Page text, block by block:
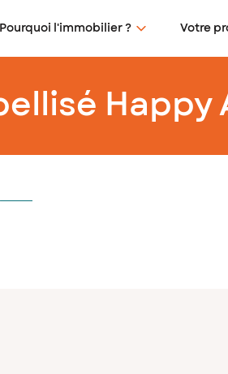
Pourquoi l'immobilier ? Votre
Happy